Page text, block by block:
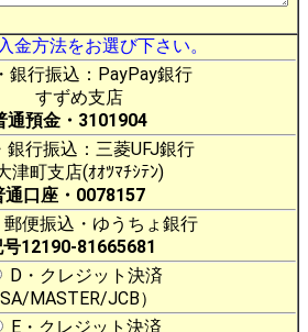
金方法をお選び下さい。
銀行振込：PayPay銀行
すずめ支店
預金・3101904
銀行振込：三菱UFJ銀行
町支店(ｵｵﾂﾏﾁｼﾃﾝ)
通口座・0078157
郵便振込・ゆうちょ銀行
12190-81665681
D・クレジット決済
MASTER/JCB）
E・クレジット決済